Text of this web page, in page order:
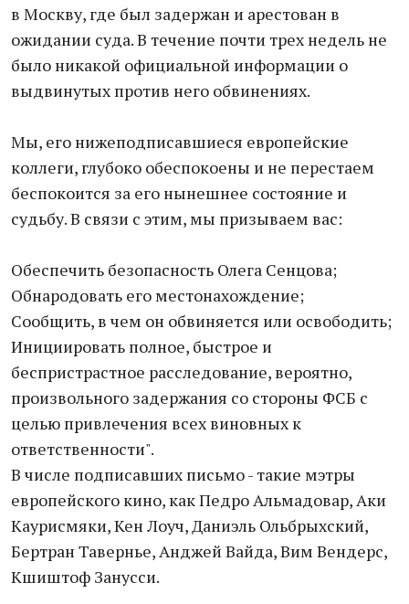
в Москву, где был задержан и арестован в
ожидании суда. В течение почти трех недель не
было никакой официальной информации о
выдвинутых против него обвинениях.
Мы, его нижеподписавшиеся европейские
коллеги, глубоко обеспокоены и не перестаем
беспокоится за его нынешнее состояние и
судьбу. В связи с этим, мы призываем вас:
Обеспечить безопасность Олега Сенцова;
Обнародовать его местонахождение;
Сообщить, в чем он обвиняется или освободить;
Инициировать полное, быстрое и
беспристрастное расследование, вероятно,
произвольного задержания со стороны ФСБ с
целью привлечения всех виновных к
ответственности".
В числе подписавших письмо - такие мэтры
европейского кино, как Педро Альмадовар, Аки
Каурисмяки, Кен Лоуч, Даниэль Ольбрыхский,
Бертран Тавернье, Анджей Вайда, Вим Вендерс,
Кшиштоф Занусси.